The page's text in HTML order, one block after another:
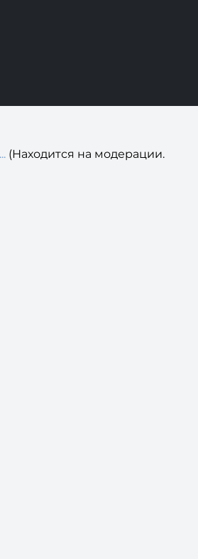
(Находится на модерации.